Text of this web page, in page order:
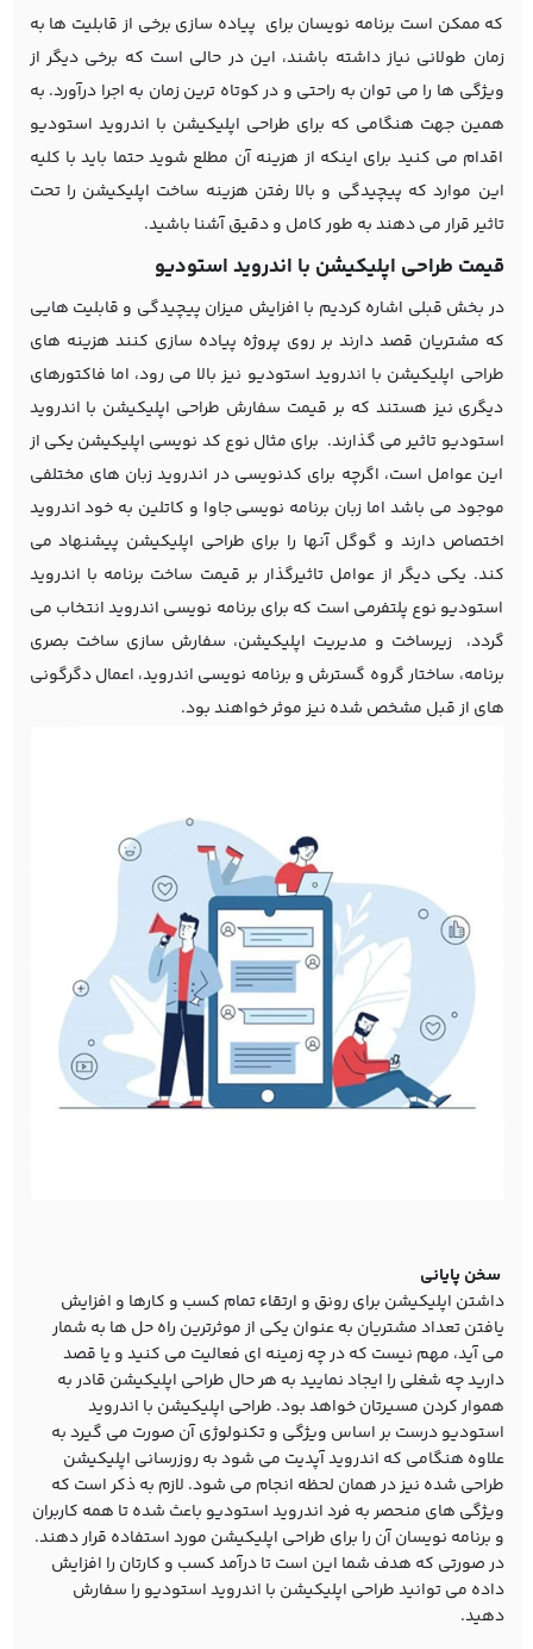
که ممکن است برنامه نویسان برای پیاده سازی برخی از قابلیت ها به
زمان طولانی نیاز داشته باشند، این در حالی است که برخی دیگر از
ویژگی ها را می توان به راحتی و در کوتاه ترین زمان به اجرا درآورد. به
همین جهت هنگامی که برای طراحی اپلیکیشن با اندروید استودیو
اقدام می کنید برای اینکه از هزینه آن مطلع شوید حتما باید با کلیه
این موارد که پیچیدگی و بالا رفتن هزینه ساخت اپلیکیشن را تحت
تاثیر قرار می دهند به طور کامل و دقیق آشنا باشید.
قیمت طراحی اپلیکیشن با اندروید استودیو
در بخش قبلی اشاره کردیم با افزایش میزان پیچیدگی و قابلیت هایی
که مشتریان قصد دارند بر روی پروژه پیاده سازی کنند هزینه های
طراحی اپلیکیشن با اندروید استودیو نیز بالا می رود، اما فاکتورهای
دیگری نیز هستند که بر قیمت سفارش طراحی اپلیکیشن با اندروید
استودیو تاثیر می گذارند. برای مثال نوع کد نویسی اپلیکیشن یکی از
این عوامل است، اگرچه برای کدنویسی در اندروید زبان های مختلفی
موجود می باشد اما زبان برنامه نویسی جاوا و کاتلین به خود اندروید
اختصاص دارند و گوگل آنها را برای طراحی اپلیکیشن پیشنهاد می
کند. یکی دیگر از عوامل تاثیرگذار بر قیمت ساخت برنامه با اندروید
استودیو نوع پلتفرمی است که برای برنامه نویسی اندروید انتخاب می
گردد، زیرساخت و مدیریت اپلیکیشن، سفارش سازی ساخت بصری
برنامه، ساختار گروه گسترش و برنامه نویسی اندروید، اعمال دگرگونی
های از قبل مشخص شده نیز موثر خواهند بود.
سخن پایانی
داشتن اپلیکیشن برای رونق و ارتقاء تمام کسب و کارها و افزایش
یافتن تعداد مشتریان به عنوان یکی از موثرترین راه حل ها به شمار
می آید، مهم نیست که در چه زمینه ای فعالیت می کنید و یا قصد
دارید چه شغلی را ایجاد نمایید به هر حال طراحی اپلیکیشن قادر به
هموار کردن مسیرتان خواهد بود. طراحی اپلیکیشن با اندروید
استودیو درست بر اساس ویژگی و تکنولوژی آن صورت می گیرد به
علاوه هنگامی که اندروید آپدیت می شود به روزرسانی اپلیکیشن
طراحی شده نیز در همان لحظه انجام می شود. لازم به ذکر است که
ویژگی های منحصر به فرد اندروید استودیو باعث شده تا همه کاربران
و برنامه نویسان آن را برای طراحی اپلیکیشن مورد استفاده قرار دهند.
در صورتی که هدف شما این است تا درآمد کسب و کارتان را افزایش
داده می توانید طراحی اپلیکیشن با اندروید استودیو را سفارش
دهید.